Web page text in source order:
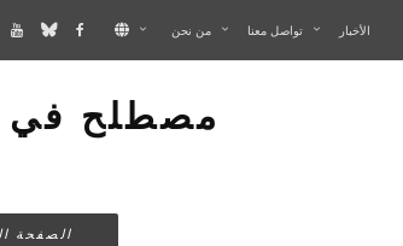
الأخبار تواصل معنا من نحن
مصطلح في
الصفحة